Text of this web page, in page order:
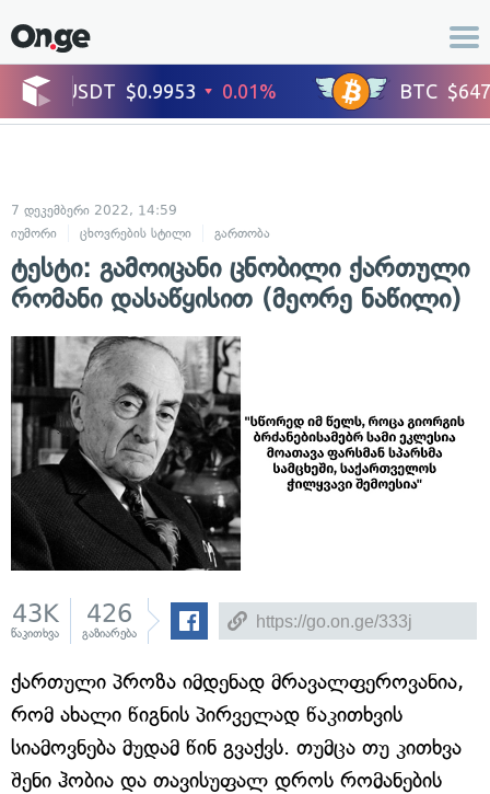
7 დეკემბერი 2022, 14:59
იუმორი
ცხოვრების სტილი გართობა
ტესტი: გამოიცანი ცნობილი ქართული
რომანი დასაწყისით (მეორე ნაწილი)
43K
წაკითხვა
426
გაზიარება
ქართული პროზა იმდენად მრავალფეროვანია,
რომ ახალი წიგნის პირველად წაკითხვის
სიამოვნება მუდამ წინ გვაქვს. თუმცა თუ კითხვა
შენი ჰობია და თავისუფალ დროს რომანების